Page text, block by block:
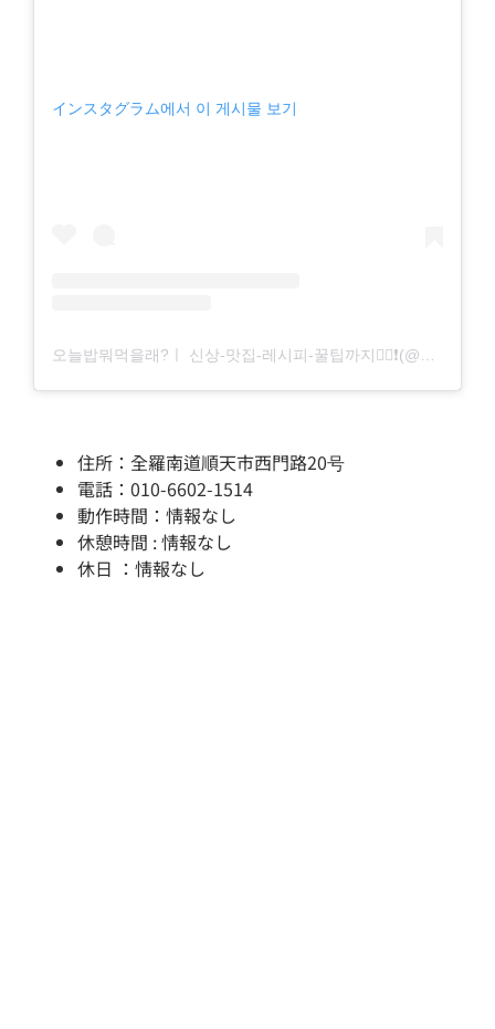
インスタグラム에서 이 게시물 보기
오늘밥뭐먹을래?ㅣ 신상-맛집-레시피-꿀팁까지🙋‍♀❗(@5neul.bab)님의 공유게시물
住所：全羅南道順天市西門路20号
電話：010-6602-1514
動作時間：情報なし
休憩時間 : 情報なし
休日 ：情報なし